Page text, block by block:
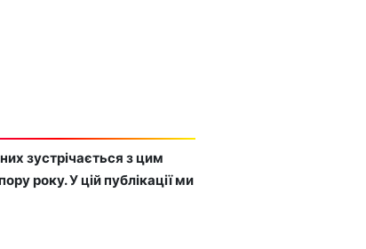
зустрічається з цим
року. У цій публікації ми